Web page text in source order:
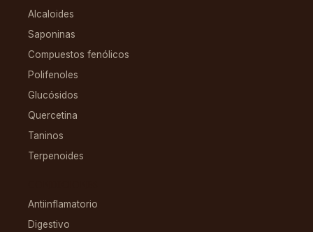
Alcaloides
Saponinas
Compuestos fenólicos
Polifenoles
Glucósidos
Quercetina
Taninos
Terpenoides
Antiinflamatorio
Digestivo